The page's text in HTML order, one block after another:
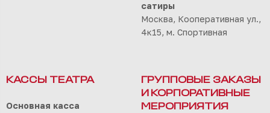
сатиры
Москва, Кооперативная ул.,
4к15, м. Спортивная
КАССЫ ТЕАТРА
Основная касса
ГРУППОВЫЕ ЗАКАЗЫ
И КОРПОРАТИВНЫЕ
МЕРОПРИЯТИЯ